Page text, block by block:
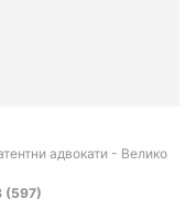
адвокати - Велико